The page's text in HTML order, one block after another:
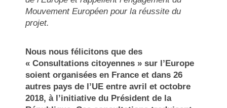
Mouvement Européen pour la réussite du
projet.
Nous nous félicitons que des
« Consultations citoyennes » sur l’Europe
soient organisées en France et dans 26
autres pays de l’UE entre avril et octobre
2018, à l’initiative du Président de la